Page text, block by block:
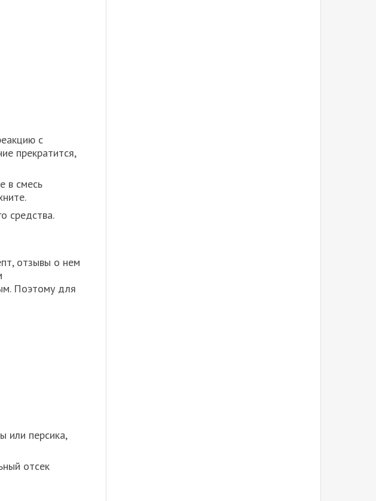
с
прекратится,
в смесь
средства.
отзывы о нем
Поэтому для
или персика,
отсек